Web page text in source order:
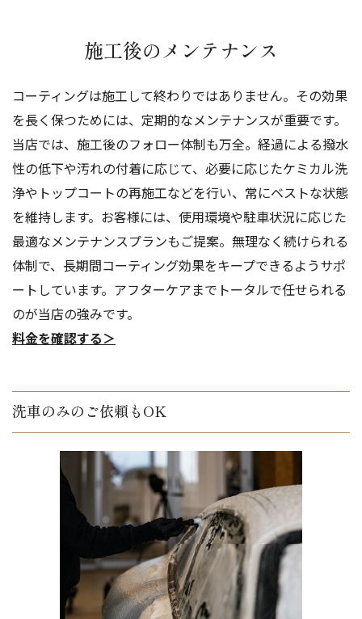
施工後のメンテナンス
コーティングは施工して終わりではありません。その効果
を長く保つためには、定期的なメンテナンスが重要です。
当店では、施工後のフォロー体制も万全。経過による撥水
性の低下や汚れの付着に応じて、必要に応じたケミカル洗
浄やトップコートの再施工などを行い、常にベストな状態
を維持します。お客様には、使用環境や駐車状況に応じた
最適なメンテナンスプランもご提案。無理なく続けられる
体制で、長期間コーティング効果をキープできるようサポ
ートしています。アフターケアまでトータルで任せられる
のが当店の強みです。
料金を確認する＞
洗車のみのご依頼もOK